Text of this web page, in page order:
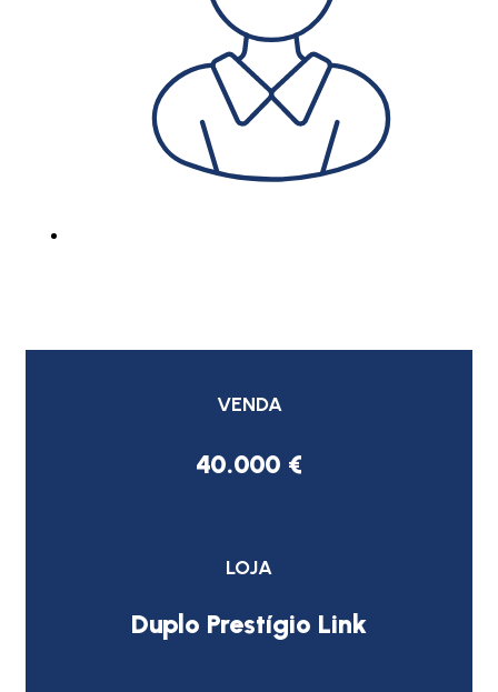
VENDA
40.000 €
LOJA
Duplo Prestígio Link